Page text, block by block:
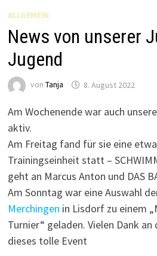
ALLGEMEIN
News von unserer
Jugend
von Tanja 8. August 2022
Am Wochenende war auch
aktiv.
Am Freitag fand für sie eine
Trainingseinheit statt –
geht an Marcus Anton und DAS
Am Sonntag war eine Auswahl
Merchingen in Lisdorf zu einem
Turnier“ geladen. Vielen Dank
dieses tolle Event